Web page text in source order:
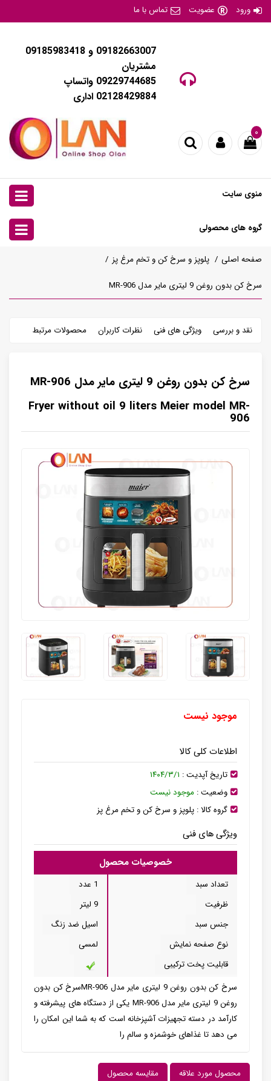
ورود عضویت تماس با ما
09182663007 و 09185983418
مشتریان
09229744685 واتساپ
02128429884 اداری
۰
منوی سایت
گروه های محصولی
صفحه اصلی پلوپز و سرخ کن و تخم مرغ پز
سرخ کن بدون روغن 9 لیتری مایر مدل MR-906
نقد و بررسی ویژگی های فنی نظرات کاربران محصولات مرتبط
سرخ کن بدون روغن 9 لیتری مایر مدل MR-906
Fryer without oil 9 liters Meier model MR-
906
موجود نیست
اطلاعات کلی کالا
تاریخ آپدیت : ۱۴۰۴/۳/۱
وضعیت : موجود نیست
گروه کالا : پلوپز و سرخ کن و تخم مرغ پز
ویژگی های فنی
خصوصیات محصول
تعداد سبد
1 عدد
ظرفیت
9 لیتر
جنس سبد
اسیل ضد زنگ
نوع صفحه نمایش
لمسی
قابلیت پخت ترکیبی
سرخ کن بدون روغن 9 لیتری مایر مدل MR-906سرخ کن بدون
روغن 9 لیتری مایر مدل MR-906 یکی از دستگاه های پیشرفته و
کارآمد در دسته تجهیزات آشپزخانه است که به شما این امکان را
می دهد تا غذاهای خوشمزه و سالم را
محصول مورد علاقه مقایسه محصول